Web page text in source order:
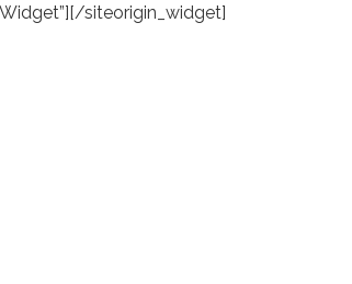
[/siteorigin_widget]